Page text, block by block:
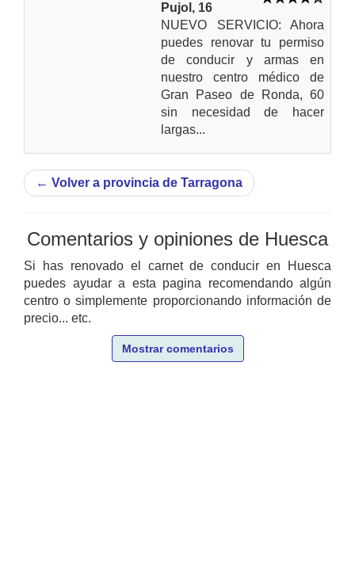
Pujol, 16
NUEVO SERVICIO: Ahora
puedes renovar tu permiso
de conducir y armas en
nuestro centro médico de
Gran Paseo de Ronda, 60
sin necesidad de hacer
largas...
← Volver a provincia de Tarragona
Comentarios y opiniones de Huesca
Si has renovado el carnet de conducir en Huesca
puedes ayudar a esta pagina recomendando algún
centro o simplemente proporcionando información de
precio... etc.
Mostrar comentarios